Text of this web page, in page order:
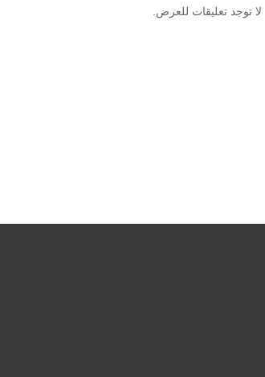
لا توجد تعليقات للعرض.